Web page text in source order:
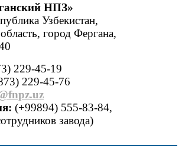
НПЗ»
Узбекистан,
город Фергана,
229-45-19
229-45-76
(+99894) 555-83-84,
завода)